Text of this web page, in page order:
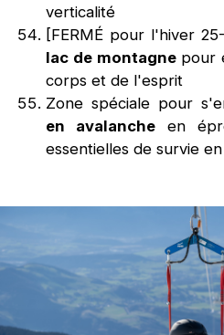
verticalité
[FERMÉ pour l'hiver
lac de montagne pour
corps et de l'esprit
Zone spéciale pour
en avalanche en
essentielles de survie